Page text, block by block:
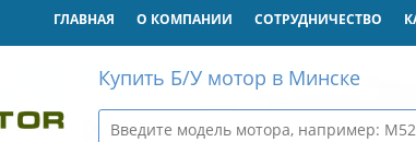
ГЛАВНАЯ О КОМПАНИИ СОТРУДНИЧЕСТВО
Купить Б/У мотор в Минске